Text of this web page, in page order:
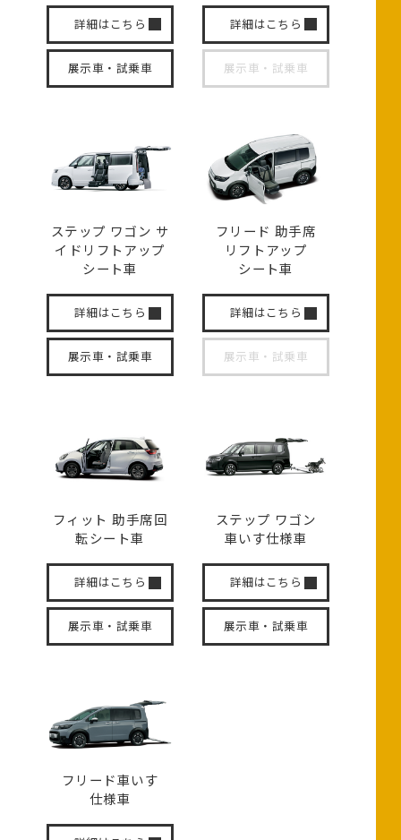
詳細はこちら
展示車・試乗車
詳細はこちら
展示車・試乗車
ステップ ワゴン サ
イド リフトアップ
シート車
詳細はこちら
展示車・試乗車
フリード 助手席
リフトアップ
シート車
詳細はこちら
展示車・試乗車
フィット 助手席回
転シート車
詳細はこちら
展示車・試乗車
ステップ ワゴン
車いす仕様車
詳細はこちら
展示車・試乗車
フリード車いす
仕様車